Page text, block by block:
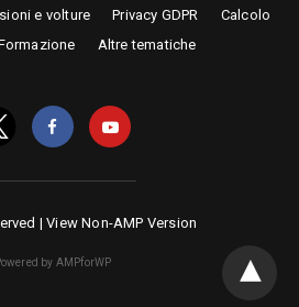
e volture Privacy GDPR
Calcolo
Altre tematiche
|View Non-AMP Version
by AMPforWP